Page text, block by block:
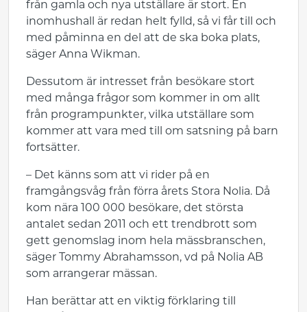
från gamla och nya utställare är stort. En
inomhushall är redan helt fylld, så vi får till och
med påminna en del att de ska boka plats,
säger Anna Wikman.
Dessutom är intresset från besökare stort
med många frågor som kommer in om allt
från programpunkter, vilka utställare som
kommer att vara med till om satsning på barn
fortsätter.
– Det känns som att vi rider på en
framgångsvåg från förra årets Stora Nolia. Då
kom nära 100 000 besökare, det största
antalet sedan 2011 och ett trendbrott som
gett genomslag inom hela mässbranschen,
säger Tommy Abrahamsson, vd på Nolia AB
som arrangerar mässan.
Han berättar att en viktig förklaring till